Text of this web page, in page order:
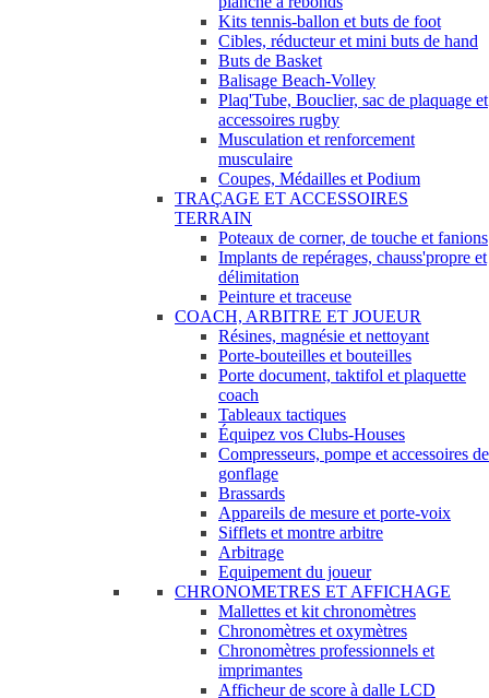
Kits tennis-ballon et buts de foot
Cibles, réducteur et mini buts de hand
Buts de Basket
Balisage Beach-Volley
Plaq'Tube, Bouclier, sac de plaquage et
accessoires rugby
Musculation et renforcement
musculaire
Coupes, Médailles et Podium
TRAÇAGE ET ACCESSOIRES
TERRAIN
Poteaux de corner, de touche et fanions
Implants de repérages, chauss'propre et
délimitation
Peinture et traceuse
COACH, ARBITRE ET JOUEUR
Résines, magnésie et nettoyant
Porte-bouteilles et bouteilles
Porte document, taktifol et plaquette
coach
Tableaux tactiques
Équipez vos Clubs-Houses
Compresseurs, pompe et accessoires de
gonflage
Brassards
Appareils de mesure et porte-voix
Sifflets et montre arbitre
Arbitrage
Equipement du joueur
CHRONOMETRES ET AFFICHAGE
Mallettes et kit chronomètres
Chronomètres et oxymètres
Chronomètres professionnels et
imprimantes
Afficheur de score à dalle LCD